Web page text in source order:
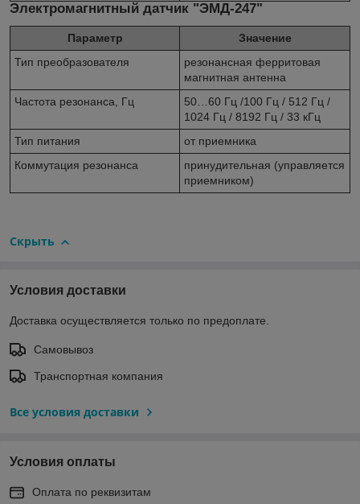
Электромагнитный датчик "ЭМД-247"
Параметр
Значение
Тип преобразователя
резонансная ферритовая
магнитная антенна
Частота резонанса, Гц
50…60 Гц /100 Гц / 512 Гц /
1024 Гц / 8192 Гц / 33 кГц
Тип питания
от приемника
Коммутация резонанса
принудительная (управляется
приемником)
Скрыть
Условия доставки
Доставка осуществляется только по предоплате.
Самовывоз
Транспортная компания
Все условия доставки
Условия оплаты
Оплата по реквизитам